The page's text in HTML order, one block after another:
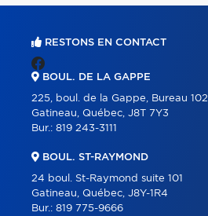
RESTONS EN CONTACT
BOUL. DE LA GAPPE
225, boul. de la Gappe, Bureau 102
Gatineau, Québec, J8T 7Y3
Bur.: 819 243-3111
BOUL. ST-RAYMOND
24 boul. St-Raymond suite 101
Gatineau, Québec, J8Y-1R4
Bur.: 819 775-9666